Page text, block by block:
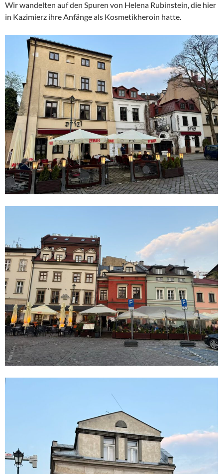
Wir wandelten auf den Spuren von Helena Rubinstein, die hier
in Kazimierz ihre Anfänge als Kosmetikheroin hatte.